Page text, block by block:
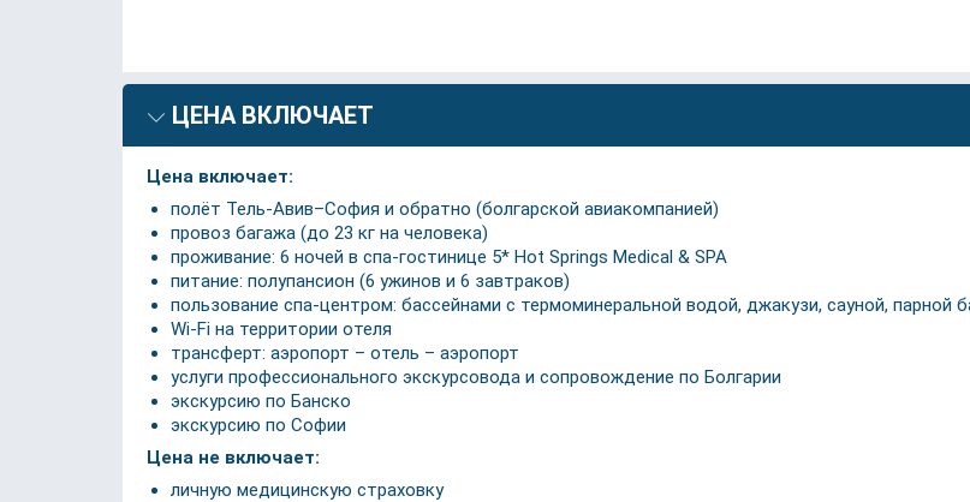
ЦЕНА ВКЛЮЧАЕТ
Цена включает:
полёт Тель-Авив–София и обратно (болгарской авиакомпанией)
провоз багажа (до 23 кг на человека)
проживание: 6 ночей в спа-гостинице 5* Hot Springs Medical & SPA
питание: полупансион (6 ужинов и 6 завтраков)
пользование спа-центром: бассейнами с термоминеральной водой, джакузи, сауной,
Wi-Fi на территории отеля
трансферт: аэропорт – отель – аэропорт
услуги профессионального экскурсовода и сопровождение по Болгарии
экскурсию по Банско
экскурсию по Софии
Цена не включает:
личную медицинскую страховку